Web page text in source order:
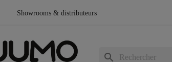
Showrooms & distributeurs
search